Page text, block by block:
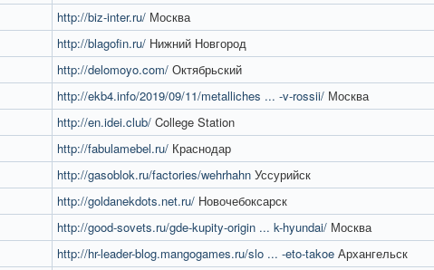
http://biz-inter.ru/ Москва
http://blagofin.ru/ Нижний Новгород
http://delomoyo.com/ Октябрьский
http://ekb4.info/2019/09/11/metalliches ... -v-rossii/ Москва
http://en.idei.club/ College Station
http://fabulamebel.ru/ Краснодар
http://gasoblok.ru/factories/wehrhahn Уссурийск
http://goldanekdots.net.ru/ Новочебоксарск
http://good-sovets.ru/gde-kupity-origin ... k-hyundai/ Москва
http://hr-leader-blog.mangogames.ru/slo ... -eto-takoe Архангельск